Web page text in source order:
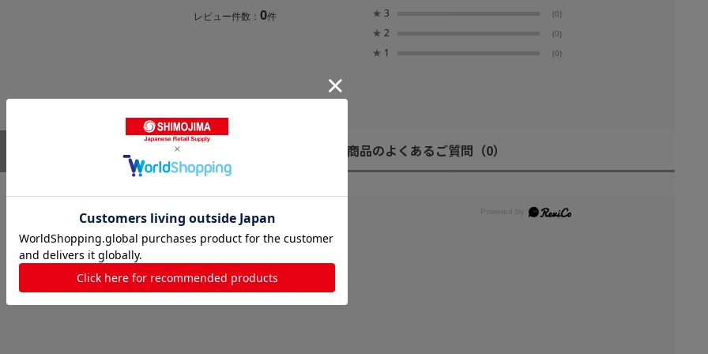
レビュー件数： 0件
★ 3 (0)
★ 2 (0)
★ 1 (0)
商品のよくあるご質問 （0）
レビューはありません。